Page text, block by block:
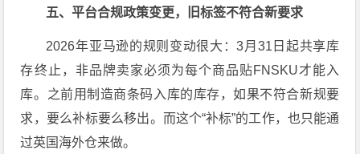
五、平台合规政策变更，旧标签不符合新要求
2026年亚马逊的规则变动很大：3月31日起共享库
存终止，非品牌卖家必须为每个商品贴FNSKU才能入
库。之前用制造商条码入库的库存，如果不符合新规要
求，要么补标要么移出。而这个“补标”的工作，也只能通
过英国海外仓来做。